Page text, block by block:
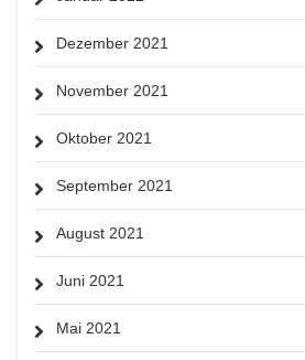
Dezember 2021
November 2021
Oktober 2021
September 2021
August 2021
Juni 2021
Mai 2021